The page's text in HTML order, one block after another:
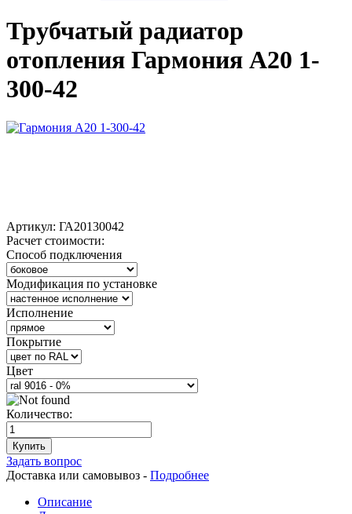
Трубчатый радиатор
отопления Гармония А20 1-
300-42
Артикул: ГА20130042
Расчет стоимости:
Способ подключения
Модификация по установке
Исполнение
Покрытие
Цвет
Количество:
Купить
Задать вопрос
Доставка или самовывоз - Подробнее
Описание